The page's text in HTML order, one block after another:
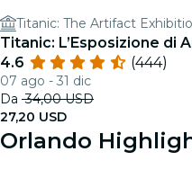
Titanic: The Artifact
Titanic: L’Esposizione di
4.6
(444)
07 ago - 31 dic
Da 34,00 USD
27,20 USD
Orlando